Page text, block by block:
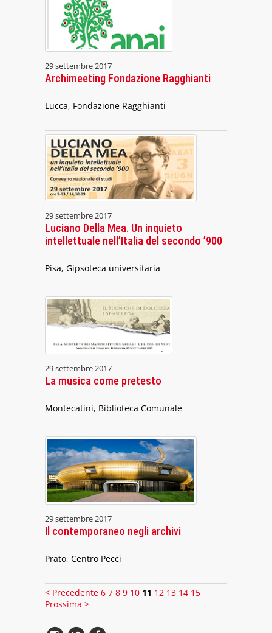
29 settembre 2017
Archimeeting Fondazione Ragghianti
Lucca, Fondazione Ragghianti
29 settembre 2017
Luciano Della Mea. Un inquieto
intellettuale nell’Italia del secondo ’900
Pisa, Gipsoteca universitaria
29 settembre 2017
La musica come pretesto
Montecatini, Biblioteca Comunale
29 settembre 2017
Il contemporaneo negli archivi
Prato, Centro Pecci
< Precedente 6 7 8 9 10 11 12 13 14 15
Prossima >